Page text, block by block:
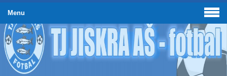
Menu